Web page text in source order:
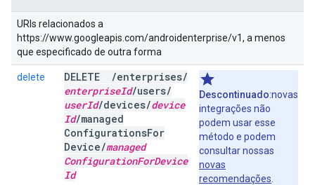
URIs relacionados a
https://www.googleapis.com/androidenterprise/v1, a menos
que especificado de outra forma
delete DELETE /enterprises/
enterpriseId/users/
userId/devices/device
Id/managed
ConfigurationsFor
Device/managed
ConfigurationForDevice
Id
Descontinuado:novas
integrações não
podem usar esse
método e podem
consultar nossas
novas
recomendações